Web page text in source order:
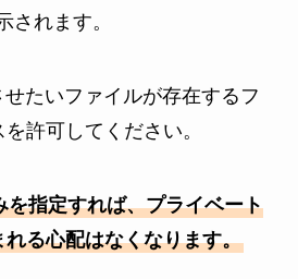
されます。
たいファイルが存在するフ
許可してください。
を指定すれば、プライベート
る心配はなくなります。